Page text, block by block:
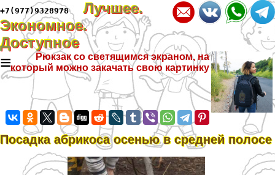
+7(977)9328978
Лучшее.
Экономное.
Доступное
≡
Рюкзак со светящимся экраном, на
который можно закачать свою картинку
Посадка абрикоса осенью в средней полосе